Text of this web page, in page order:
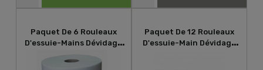
Paquet De 6 Rouleaux
D'essuie-Mains Dévidage
Paquet De 12 Rouleaux
D'essuie-Main Dévidage